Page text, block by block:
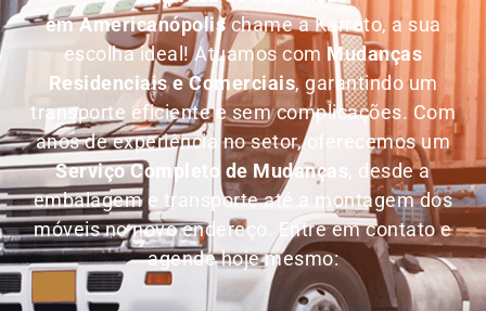
emAmericanópolischame a Karreto, a sua
escolha ideal! Atuamos comMudanças
Residenciais e Comerciais, garantindo um
transporte eficiente e sem complicações. Com
anos de experiência no setor, oferecemos um
Serviço Completo de Mudanças
, desde a
embalagem e transporte até a montagem dos
móveis no novo endereço. Entre em contato e
agende hoje mesmo: